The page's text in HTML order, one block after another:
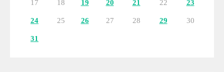
17 18 19 20 21 22 23
24 25 26 27 28 29 30
31